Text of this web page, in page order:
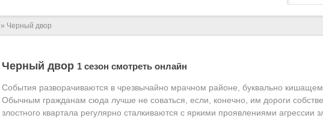
2025
2023
Вестерны
» Черный двор
Черный двор 1 сезон смотреть онлайн
События разворачиваются в чрезвычайно мрачном районе, буквально
Обычным гражданам сюда лучше не соваться, если, конечно, им дороги
злостного квартала регулярно сталкиваются с яркими проявлениями